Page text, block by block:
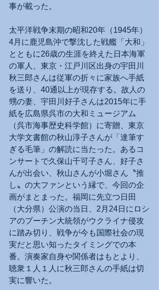
事が載った。
太平洋戦争末期の昭和20年（1945年）
4月に鹿児島沖で撃沈した戦艦「大和」
とともに26歳の生涯を終えた日本海軍
の軍人、東京・江戸川区出身の宇田川
秋三郎さんは従軍の折々に家族へ手紙
を送り、40通以上が現存する。故人の
甥の妻、宇田川好子さんは2015年に手
紙を広島県呉市の大和ミュージアム
（呉市海事歴史科学館）に寄贈、東京
大学文書館の秋山淳子さんが「達筆す
ぎる毛筆」の解読に当たった。あるコ
ンサートで久保山千可子さん、好子さ
んが出会い、秋山さんが小堀さん〝推
し〟の大ファンという縁で、今回の企
画がまとまった。福岡に先立つ日田
（大分県）公演の当日、2月24日にロシ
アのプーチン大統領がウクライナ侵攻
に踏み切り、戦争が今も国際社会の現
実だと思い知ったタイミングでの本
番。演奏家自身や関係者はもとより、
聴衆１人１人に秋三郎さんの手紙は切
実に響いた。